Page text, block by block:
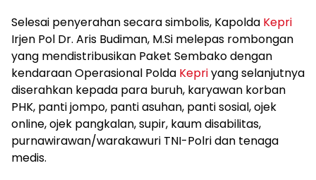
Selesai penyerahan secara simbolis, Kapolda Kepri
Irjen Pol Dr. Aris Budiman, M.Si melepas rombongan
yang mendistribusikan Paket Sembako dengan
kendaraan Operasional Polda Kepriyang selanjutnya
diserahkan kepada para buruh, karyawan korban
PHK, panti jompo, panti asuhan, panti sosial, ojek
online, ojek pangkalan, supir, kaum disabilitas,
purnawirawan/warakawuri TNI-Polri dan tenaga
medis.